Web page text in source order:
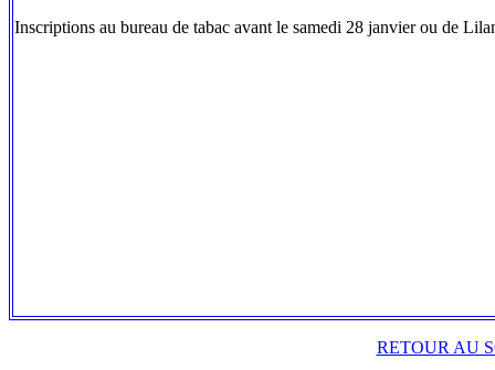
Inscriptions au bureau de tabac avant le samedi 28 janvier ou de
RETOUR AU